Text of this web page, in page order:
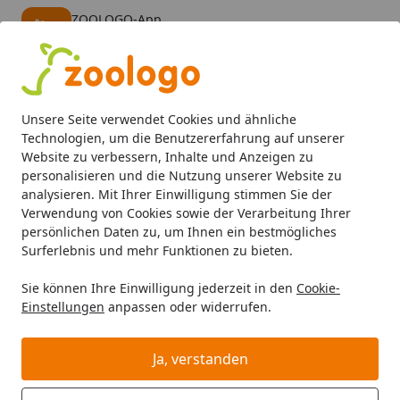
Unsere Seite verwendet Cookies und ähnliche
Technologien, um die Benutzererfahrung auf unserer
Website zu verbessern, Inhalte und Anzeigen zu
personalisieren und die Nutzung unserer Website zu
analysieren. Mit Ihrer Einwilligung stimmen Sie der
Verwendung von Cookies sowie der Verarbeitung Ihrer
persönlichen Daten zu, um Ihnen ein bestmögliches
Surferlebnis und mehr Funktionen zu bieten.
Sie können Ihre Einwilligung jederzeit in den Cookie-
Einstellungen anpassen oder widerrufen.
Ja, verstanden
ZOOLOGO-App
Alle Produkte
Mein Konto
Suchen
Startseite
Hund Hundefutter BARF & Frostfutter Komplettmenüs
Die Futtermacher - Geflügel-
Gemüse-Mix 500g